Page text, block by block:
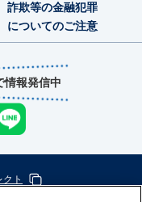
情報発信中
詐欺等の金融犯罪
についてのご注意
ト